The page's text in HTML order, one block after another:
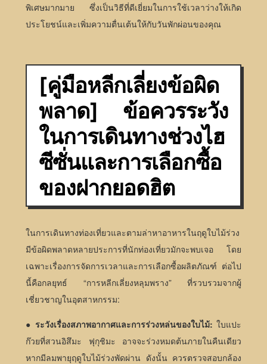
พิเศษมากมาย ซึ่งเป็นวิธีที่ดีเยี่ยมในการใช้เวลาว่างให้เกิด
ประโยชน์และเพิ่มความตื่นเต้นให้กับวันพักผ่อนของคุณ
[คู่มือหลีกเลี่ยงข้อผิด
พลาด] ข้อควรระวัง
ในการเดินทางช่วงไฮ
ซีซั่นและการเลือกซื้อ
ของฝากยอดฮิต
ในการเดินทางท่องเที่ยวและตามล่าหาอาหารในฤดูใบไม้ร่วง
มีข้อผิดพลาดหลายประการที่นักท่องเที่ยวมักจะพบเจอ โดย
เฉพาะเรื่องการจัดการเวลาและการเลือกซื้อผลิตภัณฑ์ ต่อไป
นี้คือกลยุทธ์ “การหลีกเลี่ยงหลุมพราง” ที่รวบรวมจากผู้
เชี่ยวชาญในอุตสาหกรรม:
● ระวังเรื่องสภาพอากาศและการร่วงหล่นของใบไม้: ใบแปะ
ก๊วยที่สวนอิสึมะ ฟุกุชิมะ อาจจะร่วงหมดต้นภายในคืนเดียว
หากมีลมพายุฤดูใบไม้ร่วงพัดผ่าน ดังนั้น ควรตรวจสอบกล้อง